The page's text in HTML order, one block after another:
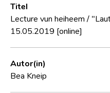
CNL
Forschungsgruppe
Titel
Lecture vun heiheem /
15.05.2019 [online]
Autor(in)
Bea Kneip